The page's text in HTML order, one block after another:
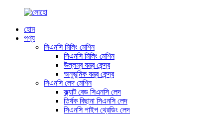
হোম
পণ্য
সিএনসি মিলিং মেশিন
সিএনসি মিলিং মেশিন
উল্লম্ব যন্ত্র কেন্দ্র
অনুভূমিক যন্ত্র কেন্দ্র
সিএনসি লেদ মেশিন
ফ্ল্যাট বেড সিএনসি লেদ
তির্যক বিছানা সিএনসি লেদ
সিএনসি পাইপ থ্রেডিং লেদ